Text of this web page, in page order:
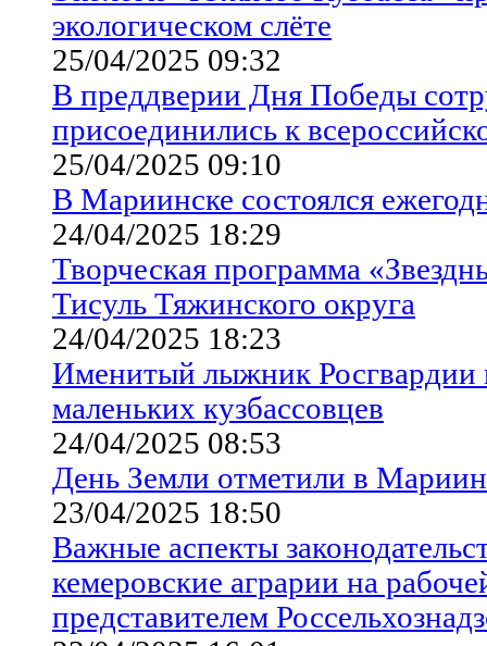
экологическом слёте
25/04/2025 09:32
В преддверии Дня Победы
присоединились к
25/04/2025 09:10
В Мариинске состоялся
24/04/2025 18:29
Творческая программа
Тисуль Тяжинского округа
24/04/2025 18:23
Именитый лыжник Росгвардии
маленьких кузбассовцев
24/04/2025 08:53
День Земли отметили в
23/04/2025 18:50
Важные аспекты
кемеровские аграрии на
представителем